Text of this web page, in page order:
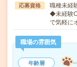
応募資格
職種未経
◆未経験
で気軽に
職場の雰囲気
年齢層